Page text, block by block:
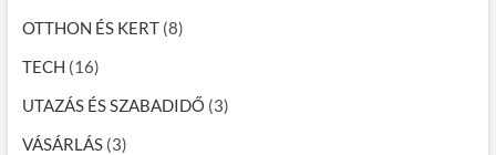
OTTHON ÉS KERT(8)
TECH (16)
UTAZÁS ÉS SZABADIDŐ (3)
VÁSÁRLÁS(3)